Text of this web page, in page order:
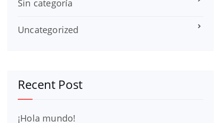
Sin categoría
Uncategorized
Recent Post
¡Hola mundo!